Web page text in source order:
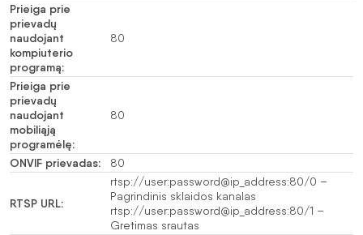
Prieiga prie
prievadų
naudojant
kompiuterio
programą:
80
Prieiga prie
prievadų
naudojant
mobiliąją
programėlę:
80
ONVIF prievadas: 80
RTSP URL:
rtsp://user:password@ip_address:80/0 –
Pagrindinis sklaidos kanalas
rtsp://user:password@ip_address:80/1 –
Gretimas srautas